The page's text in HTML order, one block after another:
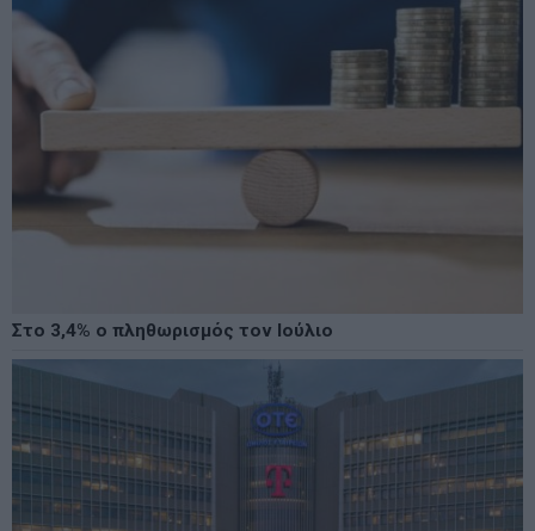
Στο 3,4% ο πληθωρισμός τον Ιούλιο